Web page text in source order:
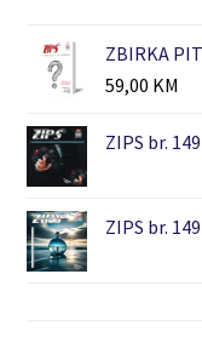
ZBIRKA
59,00 KM
ZIPS br.
ZIPS br.